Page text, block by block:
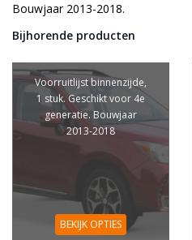
Bouwjaar 2013-2018.
Bijhorende producten
Voorruitlijst binnenzijde,
1 stuk. Geschikt voor 4e
generatie. Bouwjaar
2013-2018
BEKIJK OPTIES